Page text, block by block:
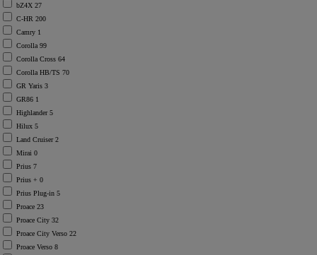
bZ4X 27
C-HR 200
Camry 1
Corolla 99
Corolla Cross 64
Corolla HB/TS 70
GR Yaris 3
GR86 1
Highlander5
Hilux 5
Land Cruiser2
Mirai 0
Prius 7
Prius + 0
Prius Plug-in 5
Proace 23
Proace City 32
Proace City Verso 22
Proace Verso 8